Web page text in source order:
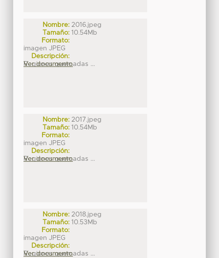
Nombre: 2016.jpeg
Tamaño: 10.54Mb
Formato:
imagen JPEG
Descripción:
Regiones quemadas ...
Ver documento
Nombre: 2017.jpeg
Tamaño: 10.54Mb
Formato:
imagen JPEG
Descripción:
Regiones quemadas ...
Ver documento
Nombre: 2018.jpeg
Tamaño: 10.53Mb
Formato:
imagen JPEG
Descripción:
Regiones quemadas ...
Ver documento